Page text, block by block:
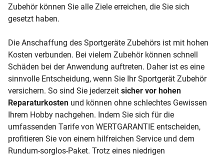
Zubehör können Sie alle Ziele erreichen, die Sie sich
gesetzt haben.
Die Anschaffung des Sportgeräte Zubehörs ist mit hohen
Kosten verbunden. Bei vielem Zubehör können schnell
Schäden bei der Anwendung auftreten. Daher ist es eine
sinnvolle Entscheidung, wenn Sie Ihr Sportgerät Zubehör
versichern. So sind Sie jederzeit sicher vor hohen
Reparaturkosten und können ohne schlechtes Gewissen
Ihrem Hobby nachgehen. Indem Sie sich für die
umfassenden Tarife von WERTGARANTIE entscheiden,
profitieren Sie von einem hilfreichen Service und dem
Rundum-sorglos-Paket. Trotz eines niedrigen